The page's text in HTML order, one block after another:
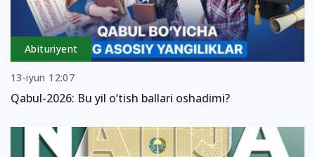
Abituriyent
13-iyun 12:07
Qabul-2026: Bu yil o‘tish ballari oshadimi?